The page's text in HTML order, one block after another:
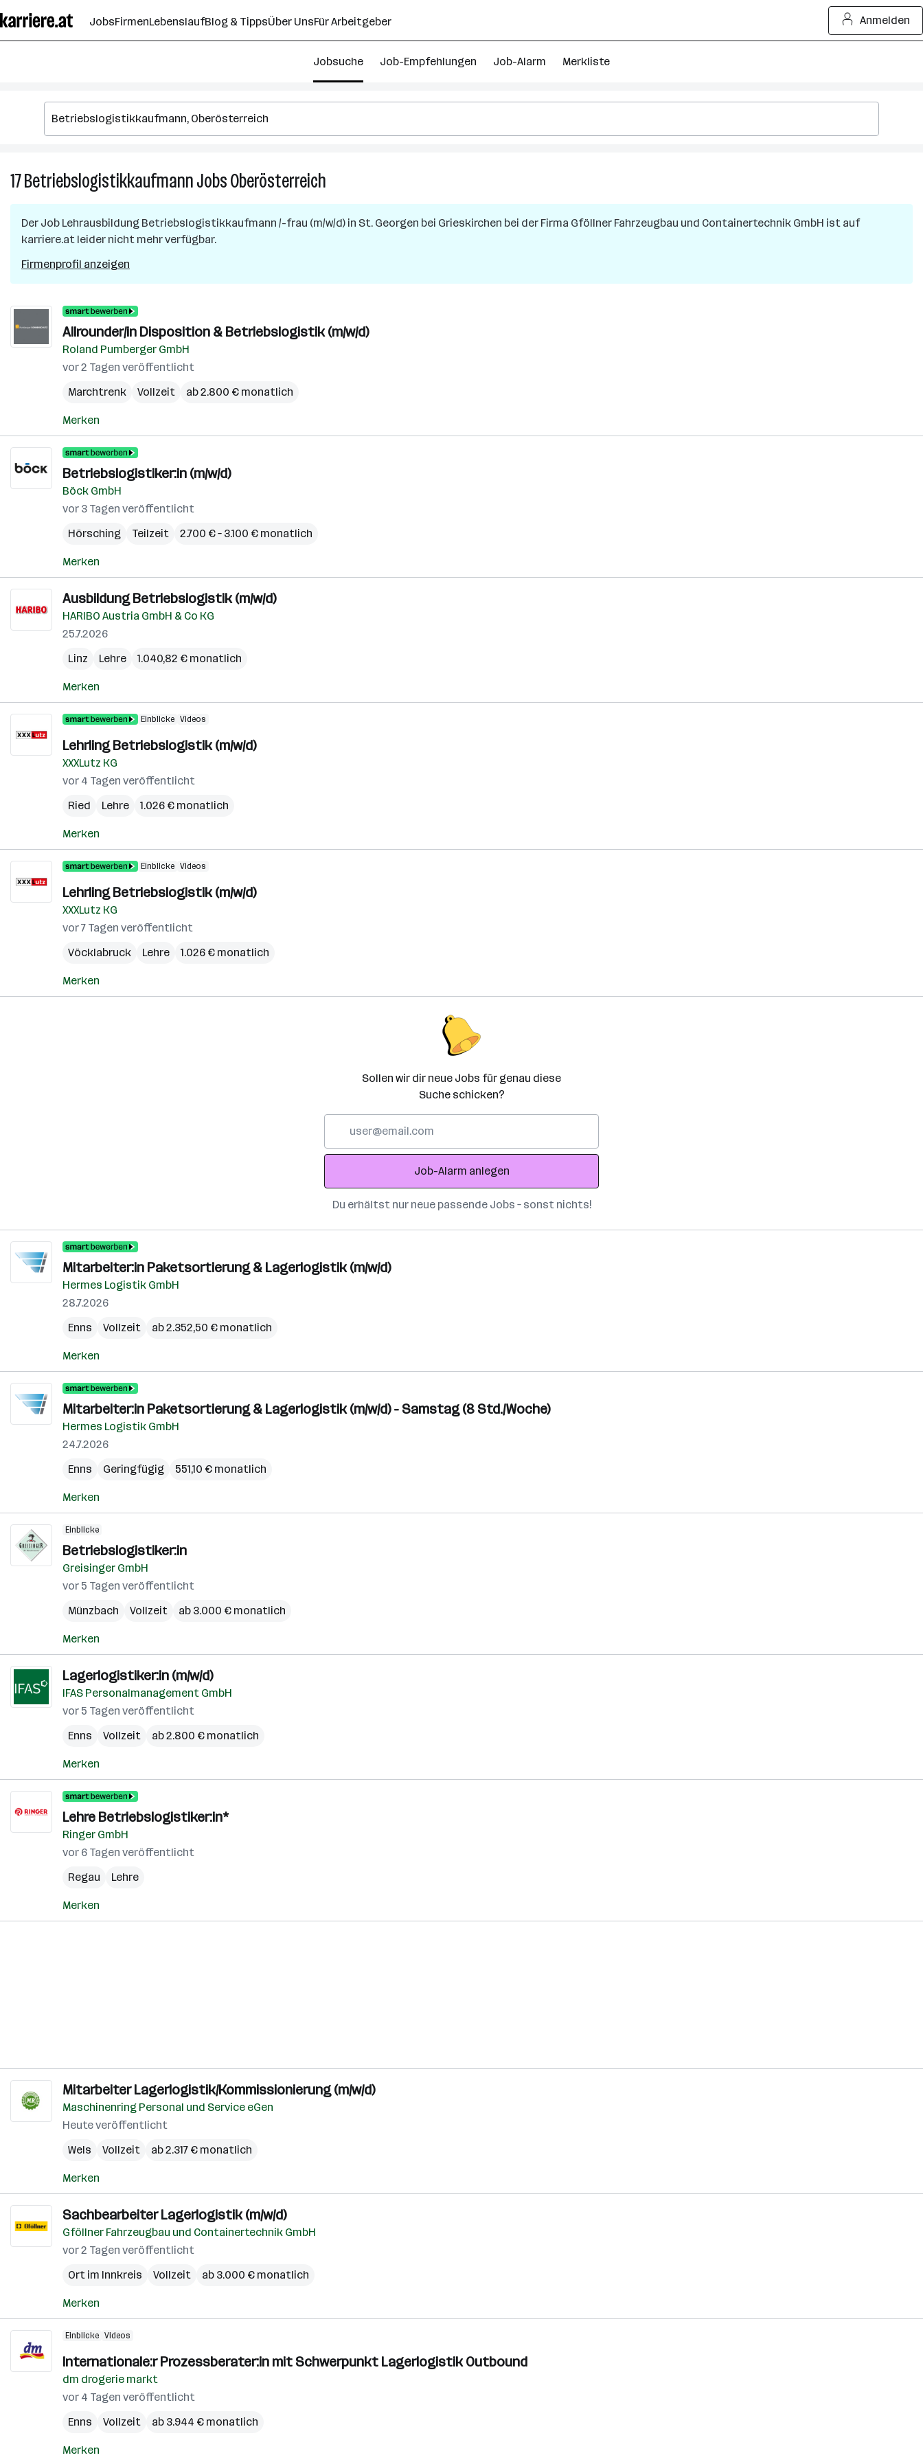
Seiteninhalt
springen
JobsFirmenLebenslaufBlog & TippsÜber UnsFür Arbeitgeber Anmelden
Jobsuche Job-Empfehlungen Job-Alarm Merkliste
17BetriebslogistikkaufmannJobsOberösterreich
in
Der Job Lehrausbildung Betriebslogistikkaufmann /-frau (m/w/d) in St. Georgen bei Grieskirchen bei der Firma Gföllner Fahrzeugbau und Containertechnik GmbH ist auf
karriere.at leider nicht mehr verfügbar.
Firmenprofil anzeigen
Allrounder/in Disposition & Betriebslogistik (m/w/d)
Roland Pumberger GmbH
vor 2 Tagen veröffentlicht
Marchtrenk
Vollzeit ab 2.800 € monatlich
Merken
Betriebslogistiker:in (m/w/d)
Böck GmbH
vor 3 Tagen veröffentlicht
Hörsching
Teilzeit 2.700 € – 3.100 € monatlich
Merken
Ausbildung Betriebslogistik (m/w/d)
HARIBO Austria GmbH & Co KG
25.7.2026
Linz
Lehre 1.040,82 € monatlich
Merken
Einblicke Videos
Lehrling Betriebslogistik (m/w/d)
XXXLutz KG
vor 4 Tagen veröffentlicht
Ried
Lehre 1.026 € monatlich
Merken
Einblicke Videos
Lehrling Betriebslogistik (m/w/d)
XXXLutz KG
vor 7 Tagen veröffentlicht
Vöcklabruck
Lehre 1.026 € monatlich
Merken
Sollen wir dir neue Jobs für genau diese
Suche schicken?
Adresse
Job-Alarm anlegen
Du erhältst nur neue passende Jobs – sonst nichts!
Mitarbeiter:in Paketsortierung & Lagerlogistik (m/w/d)
Hermes Logistik GmbH
28.7.2026
Enns
Vollzeit ab 2.352,50 € monatlich
Merken
Mitarbeiter:in Paketsortierung & Lagerlogistik (m/w/d) - Samstag (8 Std./Woche)
Hermes Logistik GmbH
24.7.2026
Enns
Geringfügig 551,10 € monatlich
Merken
Einblicke
Betriebslogistiker:in
Greisinger GmbH
vor 5 Tagen veröffentlicht
Münzbach
Vollzeit ab 3.000 € monatlich
Merken
Lagerlogistiker:in (m/w/d)
IFAS Personalmanagement GmbH
vor 5 Tagen veröffentlicht
Enns
Vollzeit ab 2.800 € monatlich
Merken
Lehre Betriebslogistiker:in*
Ringer GmbH
vor 6 Tagen veröffentlicht
Regau
Lehre
Merken
Mitarbeiter Lagerlogistik/Kommissionierung (m/w/d)
Maschinenring Personal und Service eGen
Heute veröffentlicht
Wels
Vollzeit ab 2.317 € monatlich
Merken
Sachbearbeiter Lagerlogistik (m/w/d)
Gföllner Fahrzeugbau und Containertechnik GmbH
vor 2 Tagen veröffentlicht
Ort im Innkreis
Vollzeit ab 3.000 € monatlich
Merken
Einblicke Videos
Internationale:r Prozessberater:in mit Schwerpunkt Lagerlogistik Outbound
dm drogerie markt
vor 4 Tagen veröffentlicht
Enns
Vollzeit ab 3.944 € monatlich
Merken